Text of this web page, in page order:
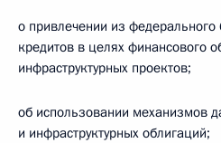
о привлечении из
кредитов в целях финансового
инфраструктурных проектов;
об использовании механизмов
и инфраструктурных облигаций;